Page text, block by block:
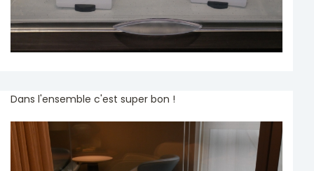
Dans l'ensemble c'est super bon !